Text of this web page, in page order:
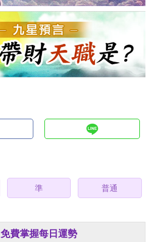
準 普通
免費掌握每日運勢